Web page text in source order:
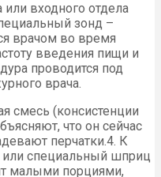
входного отдела
зонд –
врачом во время
введения пищи и
проводится под
врача.
смесь (консистенции
что он сейчас
перчатки.4. К
или специальный шприц
малыми порциями,